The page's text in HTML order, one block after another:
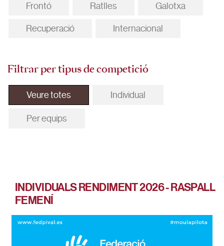
Frontó Ratlles Galotxa
Recuperació Internacional
Filtrar per tipus de competició
Veure totes Individual
Per equips
INDIVIDUALS RENDIMENT 2026 - RASPALL
FEMENÍ